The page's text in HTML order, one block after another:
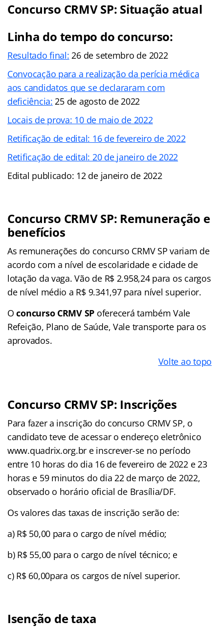
Concurso CRMV SP: Situação atual
Linha do tempo do concurso:
Resultado final: 26 de setembro de 2022
Convocação para a realização da perícia médica
aos candidatos que se declararam com
deficiência: 25 de agosto de 2022
Locais de prova: 10 de maio de 2022
Retificação de edital: 16 de fevereiro de 2022
Retificação de edital: 20 de janeiro de 2022
Edital publicado: 12 de janeiro de 2022
Concurso CRMV SP: Remuneração e
benefícios
As remunerações do concurso CRMV SP variam de
acordo com a nível de escolaridade e cidade de
lotação da vaga. Vão de R$ 2.958,24 para os cargos
de nível médio a R$ 9.341,97 para nível superior.
Oconcurso CRMV SP oferecerá também Vale
Refeição, Plano de Saúde, Vale transporte para os
aprovados.
Volte ao topo
Concurso CRMV SP: Inscrições
Para fazer a inscrição do concurso CRMV SP, o
candidato teve de acessar o endereço eletrônico
www.quadrix.org.br e inscrever-se no período
entre 10 horas do dia 16 de fevereiro de 2022 e 23
horas e 59 minutos do dia 22 de março de 2022,
observado o horário oficial de Brasília/DF.
Os valores das taxas de inscrição serão de:
a) R$ 50,00 para o cargo de nível médio;
b) R$ 55,00 para o cargo de nível técnico; e
c) R$ 60,00para os cargos de nível superior.
Isenção de taxa